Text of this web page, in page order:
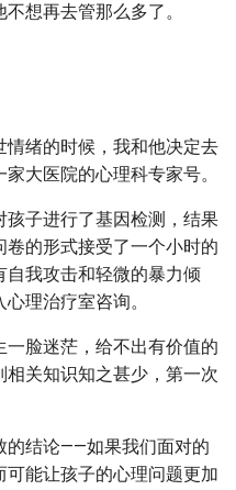
想再去管那么多了。
绪的时候，我和他决定去
大医院的心理科专家号。
子进行了基因检测，结果
的形式接受了一个小时的
我攻击和轻微的暴力倾
理治疗室咨询。
脸迷茫，给不出有价值的
关知识知之甚少，第一次
的结论——如果我们面对的
能让孩子的心理问题更加